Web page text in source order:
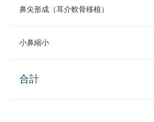
鼻尖形成（耳介軟骨移植）
小鼻縮小
合計